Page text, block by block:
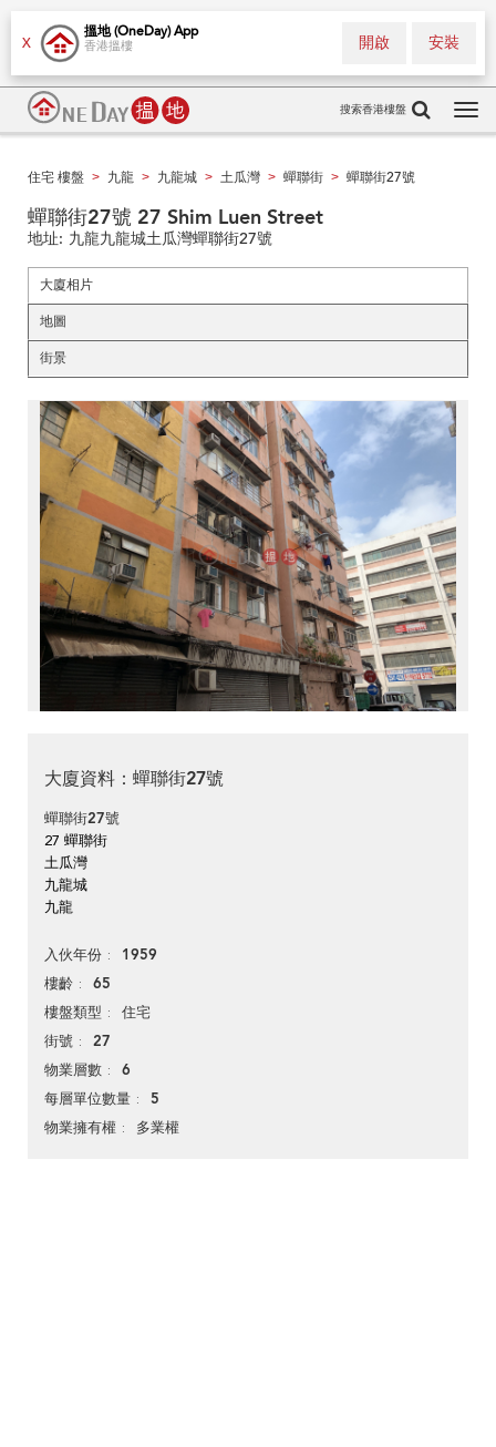
X
搵地 (OneDay) App
香港搵樓 安裝
開啟
搜索香港樓盤
住宅 樓盤 > 九龍 > 九龍城 > 土瓜灣 > 蟬聯街 > 蟬聯街27號
蟬聯街27號 27 Shim Luen Street
地址: 九龍九龍城土瓜灣蟬聯街27號
大廈相片
地圖
街景
大廈資料：蟬聯街27號
蟬聯街27號
27 蟬聯街
土瓜灣
九龍城
九龍
入伙年份 1959
樓齡 65
樓盤類型 住宅
街號 27
物業層數 6
每層單位數量 5
物業擁有權 多業權